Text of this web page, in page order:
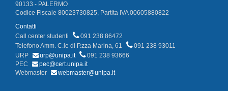
90133 - PALERMO
Codice Fiscale 80023730825, Partita IVA 00605880822
Contatti
Call center studenti
091 238 86472
Telefono Amm. C.le di P.zza Marina, 61
091 238 93011
URP
urp@unipa.it
091 238 93666
PEC
pec@cert.unipa.it
Webmaster
webmaster@unipa.it